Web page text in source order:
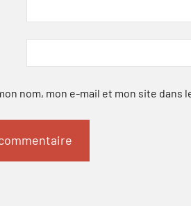
nom, mon e-mail et mon site dans